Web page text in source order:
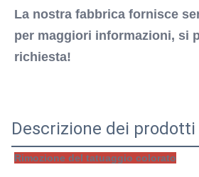
La nostra fabbrica fornisce
per maggiori informazioni, si
richiesta!
Descrizione dei prodotti
Rimozione del tatuaggio colorato